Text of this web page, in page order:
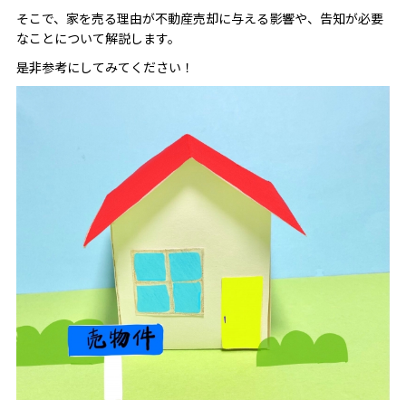
そこで、家を売る理由が不動産売却に与える影響や、告知が必要
なことについて解説します。
是非参考にしてみてください！